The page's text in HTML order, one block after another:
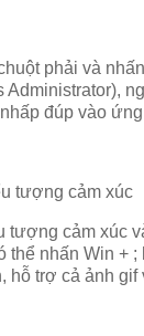
phải và
Administrator),
đúp vào
tượng cảm xúc
tượng cảm xúc
thể nhấn Win + ;
hỗ trợ cả ảnh gif